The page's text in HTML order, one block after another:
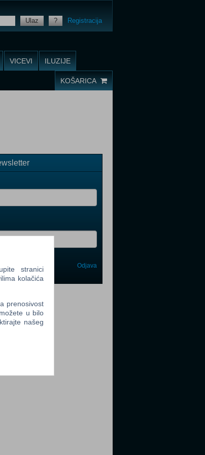
Ulaz ? Registracija
VICEVI ILUZIJE
KOŠARICA
Odjava
stranici
kolačića
prenosivost
u bilo
našeg